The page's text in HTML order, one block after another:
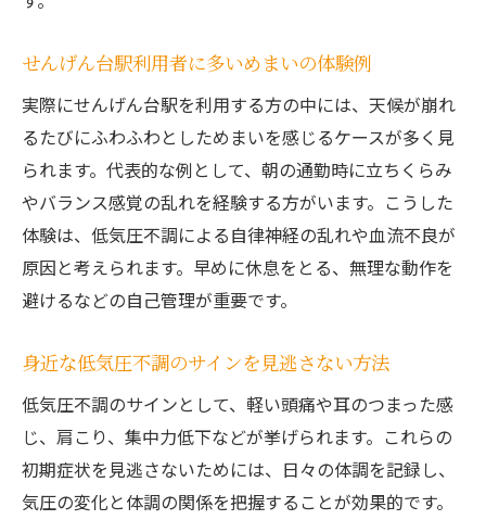
せんげん台駅利用者に多いめまいの体験例
実際にせんげん台駅を利用する方の中には、天候が崩れ
るたびにふわふわとしためまいを感じるケースが多く見
られます。代表的な例として、朝の通勤時に立ちくらみ
やバランス感覚の乱れを経験する方がいます。こうした
体験は、低気圧不調による自律神経の乱れや血流不良が
原因と考えられます。早めに休息をとる、無理な動作を
避けるなどの自己管理が重要です。
身近な低気圧不調のサインを見逃さない方法
低気圧不調のサインとして、軽い頭痛や耳のつまった感
じ、肩こり、集中力低下などが挙げられます。これらの
初期症状を見逃さないためには、日々の体調を記録し、
気圧の変化と体調の関係を把握することが効果的です。